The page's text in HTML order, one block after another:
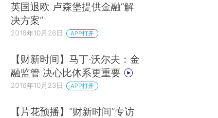
英国退欧 卢森堡提供金融“解
决方案”
2016年10月26日 APP打开
【财新时间】马丁·沃尔夫：金
融监管 决心比体系更重要
2016年10月23日 APP打开
【片花预播】“财新时间”专访